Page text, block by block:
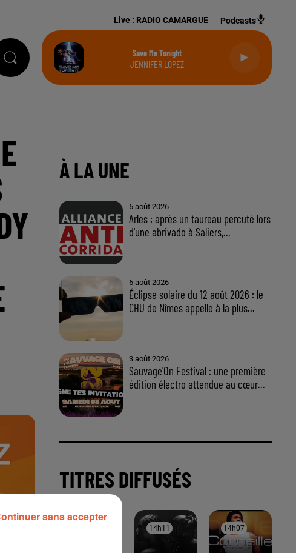
Live : RADIO CAMARGUE Podcasts
Save Me Tonight
JENNIFER LOPEZ
sans accepter